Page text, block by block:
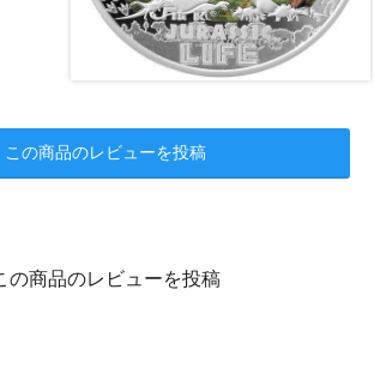
この商品のレビューを投稿
の商品のレビューを投稿